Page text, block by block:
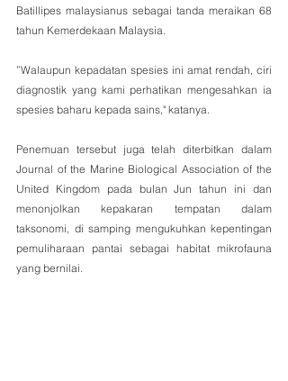
Batillipes malaysianus sebagai tanda meraikan 68
tahun Kemerdekaan Malaysia.
”Walaupun kepadatan spesies ini amat rendah, ciri
diagnostik yang kami perhatikan mengesahkan ia
spesies baharu kepada sains," katanya.
Penemuan tersebut juga telah diterbitkan dalam
Journal of the Marine Biological Association of the
United Kingdom pada bulan Jun tahun ini dan
menonjolkan kepakaran tempatan dalam
taksonomi, di samping mengukuhkan kepentingan
pemuliharaan pantai sebagai habitat mikrofauna
yang bernilai.